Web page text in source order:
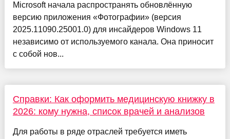
Microsoft начала распространять обновлённую
версию приложения «Фотографии» (версия
2025.11090.25001.0) для инсайдеров Windows 11
независимо от используемого канала. Она приносит
с собой нов...
Справки: Как оформить медицинскую книжку в
2026: кому нужна, список врачей и анализов
Для работы в ряде отраслей требуется иметь